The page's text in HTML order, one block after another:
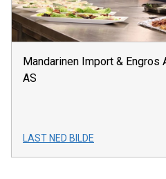
Mandarinen Import & Engros
AS
LAST NED BILDE